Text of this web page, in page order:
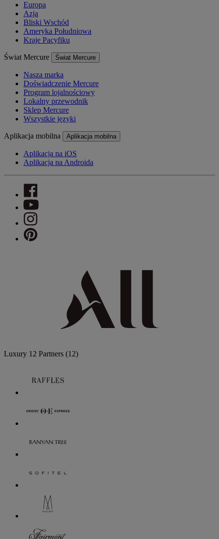
Europa
Azja
Bliski Wschód
Ameryka Południowa
Kraje Pacyfiku
Świat Mercure Świat Mercure
Nasza marka
Doświadczenie Mercure
Program lojalnościowy
Lokalny przewodnik
Sklep Mercure
Wszystkie języki
Aplikacja mobilna Aplikacja mobilna
Aplikacja na iOS
Aplikacja na Androida
Luxury 12 Partners (12)